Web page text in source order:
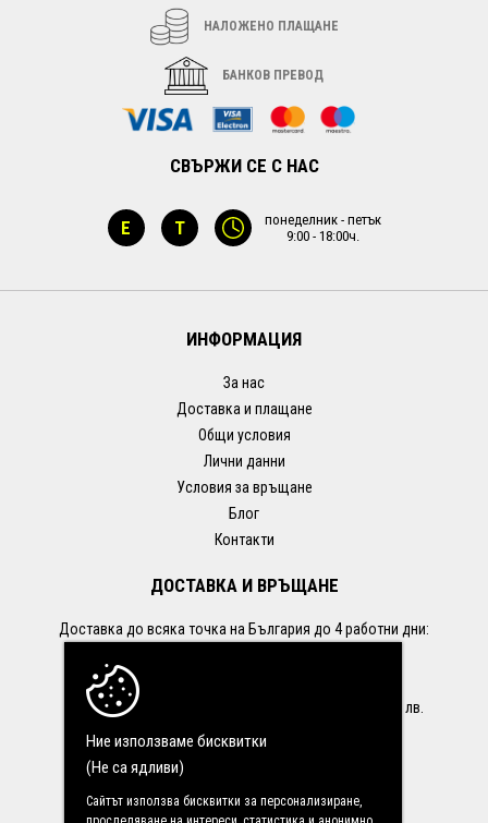
Ние използваме бисквитки
(Не са ядливи)
Сайтът използва бисквитки за персонализиране,
НАЛОЖЕНО ПЛАЩАНЕ
БАНКОВ ПРЕВОД
СВЪРЖИ СЕ С НАС
E T
понеделник - петък
9:00 - 18:00ч.
ИНФОРМАЦИЯ
За нас
Доставка и плащане
Общи условия
Лични данни
Условия за връщане
Блог
Контакти
ДОСТАВКА И ВРЪЩАНЕ
Доставка до всяка точка на България до 4 работни дни:
БЕЗПЛАТНА ДОСТАВКА при поръчка над 35.28 € / 69 лв.
ПОСЛЕДВАЙТЕ НИ В